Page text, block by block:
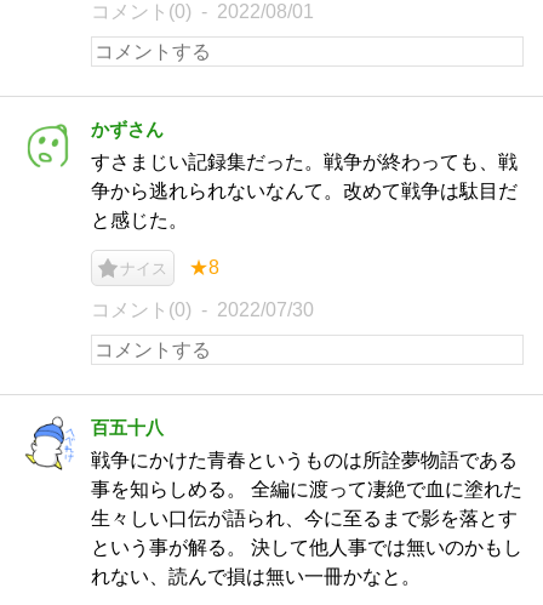
コメント(0) 2022/08/01
かずさん
すさまじい記録集だった。戦争が終わっても、戦
争から逃れられないなんて。改めて戦争は駄目だ
と感じた。
ナイス ★8
コメント(0) 2022/07/30
百五十八
戦争にかけた青春というものは所詮夢物語である
事を知らしめる。 全編に渡って凄絶で血に塗れた
生々しい口伝が語られ、今に至るまで影を落とす
という事が解る。 決して他人事では無いのかもし
れない、読んで損は無い一冊かなと。